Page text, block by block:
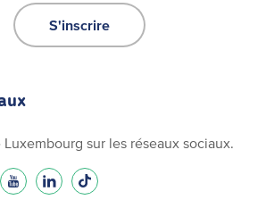
S'inscrire
sur les réseaux sociaux.